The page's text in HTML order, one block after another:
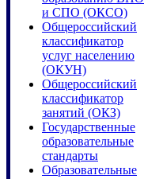
и СПО (ОКСО)
Общероссийский
классификатор
услуг населению
(ОКУН)
Общероссийский
классификатор
занятий (ОКЗ)
Государственные
образовательные
стандарты
Образовательные